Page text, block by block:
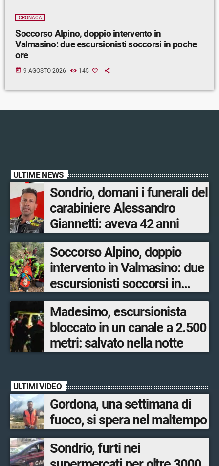
CRONACA
Soccorso Alpino, doppio intervento in
Valmasino: due escursionisti soccorsi in poche
ore
today 9 AGOSTO 2026 145
ULTIME NEWS
Sondrio, domani i funerali del
carabiniere Alessandro
Giannetti: aveva 42 anni
Soccorso Alpino, doppio
intervento in Valmasino: due
escursionisti soccorsi in
poche ore
Madesimo, escursionista
bloccato in un canale a 2.500
metri: salvato nella notte
ULTIMI VIDEO
Gordona, una settimana di
fuoco, si spera nel maltempo
Sondrio, furti nei